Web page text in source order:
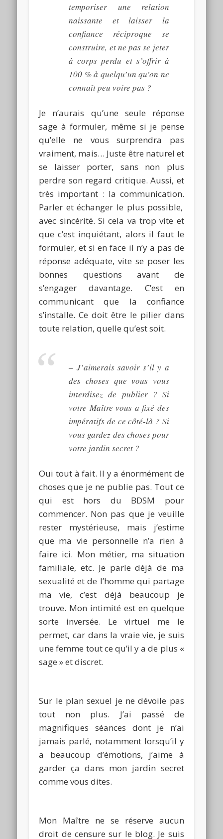
temporiser une relation
naissante et laisser la
confiance réciproque se
construire, et ne pas se jeter
à corps perdu et s’offrir à
100 % à quelqu’un qu’on ne
connaît peu voire pas ?
Je n’aurais qu’une seule réponse
sage à formuler, même si je pense
qu’elle ne vous surprendra pas
vraiment, mais… Juste être naturel et
se laisser porter, sans non plus
perdre son regard critique. Aussi, et
très important : la communication.
Parler et échanger le plus possible,
avec sincérité. Si cela va trop vite et
que c’est inquiétant, alors il faut le
formuler, et si en face il n’y a pas de
réponse adéquate, vite se poser les
bonnes questions avant de
s’engager davantage. C’est en
communicant que la confiance
s’installe. Ce doit être le pilier dans
toute relation, quelle qu’est soit.
– J’aimerais savoir s’il y a
des choses que vous vous
interdisez de publier ? Si
votre Maître vous a fixé des
impératifs de ce côté-là ? Si
vous gardez des choses pour
votre jardin secret ?
Oui tout à fait. Il y a énormément de
choses que je ne publie pas. Tout ce
qui est hors du BDSM pour
commencer. Non pas que je veuille
rester mystérieuse, mais j’estime
que ma vie personnelle n’a rien à
faire ici. Mon métier, ma situation
familiale, etc. Je parle déjà de ma
sexualité et de l’homme qui partage
ma vie, c’est déjà beaucoup je
trouve. Mon intimité est en quelque
sorte inversée. Le virtuel me le
permet, car dans la vraie vie, je suis
une femme tout ce qu’il y a de plus «
sage » et discret.
Sur le plan sexuel je ne dévoile pas
tout non plus. J’ai passé de
magnifiques séances dont je n’ai
jamais parlé, notamment lorsqu’il y
a beaucoup d’émotions, j’aime à
garder ça dans mon jardin secret
comme vous dites.
Mon Maître ne se réserve aucun
droit de censure sur le blog. Je suis